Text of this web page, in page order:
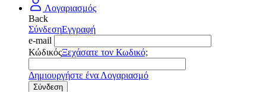
Λογαριασμός
Back
ΣύνδεσηΕγγραφή
e-mail
ΚώδικόςΞεχάσατε τον Κωδικό;
Δημιουργήστε ένα Λογαριασμό
Σύνδεση